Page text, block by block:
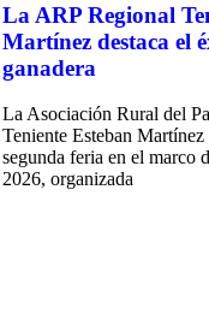
La ARP Regional
Martínez destaca el
ganadera
La Asociación Rural del
Teniente Esteban
segunda feria en el marco
2026, organizada